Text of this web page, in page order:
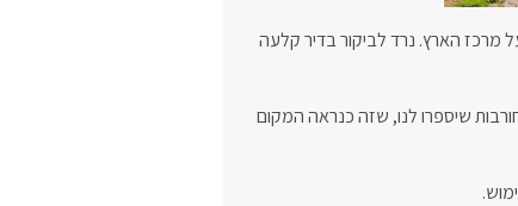
מרכז הארץ. נרד לביקור בדיר קלעה
שיספרו לנו, שזה כנראה המקום